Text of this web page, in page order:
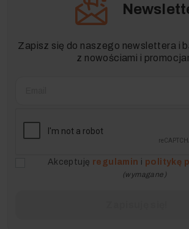
Zapisz się do naszego newslettera i
z nowościami i
Akceptuję regulamin i politykę
(wymagane)